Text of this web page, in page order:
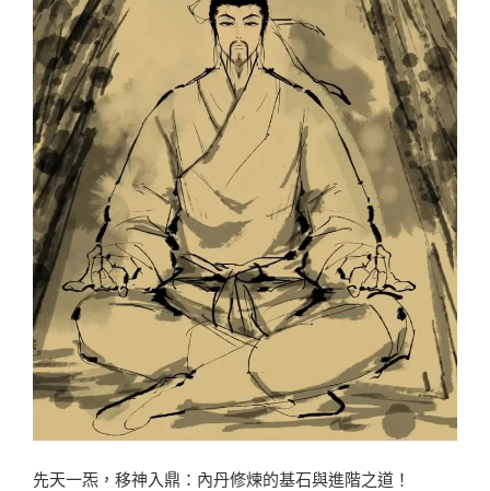
先天一炁，移神入鼎：內丹修煉的基石與進階之道！